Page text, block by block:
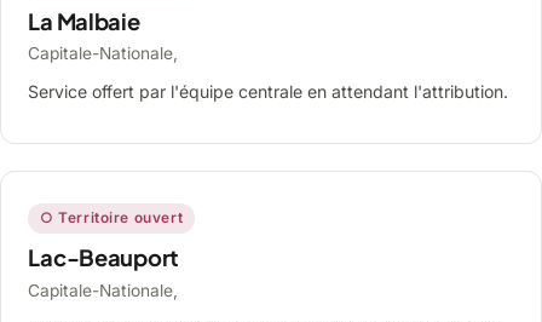
La Malbaie
Capitale-Nationale,
Service offert par l'équipe centrale en attendant l'attribution.
○ Territoire ouvert
Lac-Beauport
Capitale-Nationale,